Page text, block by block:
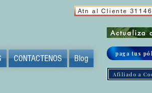
Atn al Cliente
Actualiza
CONTACTENOS Blog paga tus
Afiliado a